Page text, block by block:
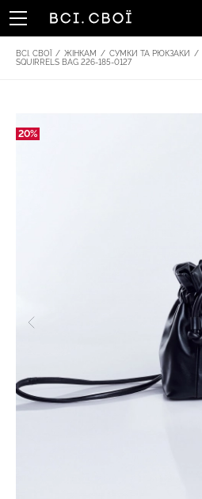
ВСІ. СВОЇ / ЖІНКАМ / СУМКИ ТА РЮКЗАКИ /
SQUIRRELS BAG 226-185-0127
20%